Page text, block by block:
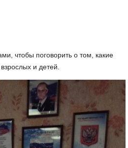
чтобы поговорить о том, какие
и детей.